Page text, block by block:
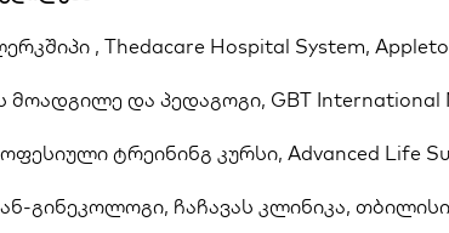
, Thedacare Hospital System,
მოადგილე და პედაგოგი, GBT International
ტრეინინგ კურსი, Advanced Life
გინეკოლოგი, ჩაჩავას კლინიკა,